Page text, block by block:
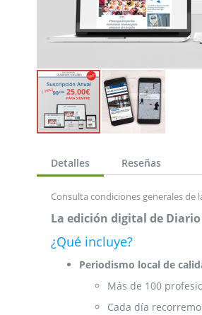
comienzo
galería
imágenes
Detalles
Consulta condiciones generales de
La edición digital de
¿Qué incluye?
Periodismo local de
Más de 100
Cada día
Reseñas